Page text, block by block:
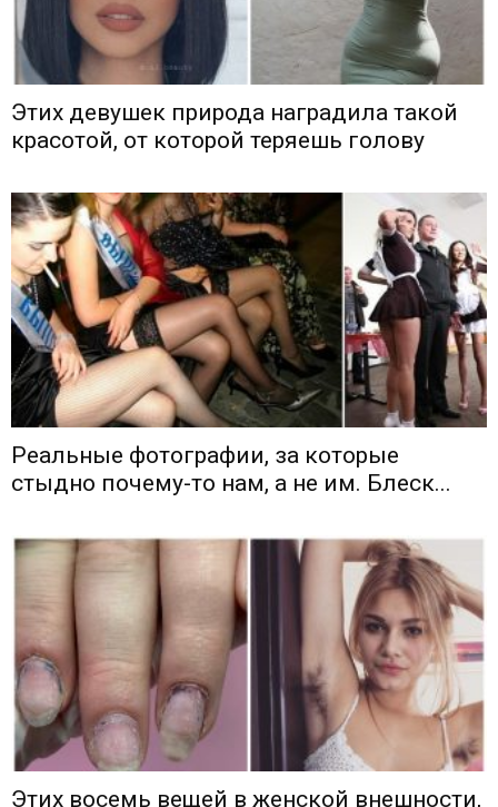
Этих девушек природа наградила такой
красотой, от которой теряешь голову
Реальные фотографии, за которые
стыдно почему-то нам, а не им. Блеск...
Этих восемь вещей в женской внешности,